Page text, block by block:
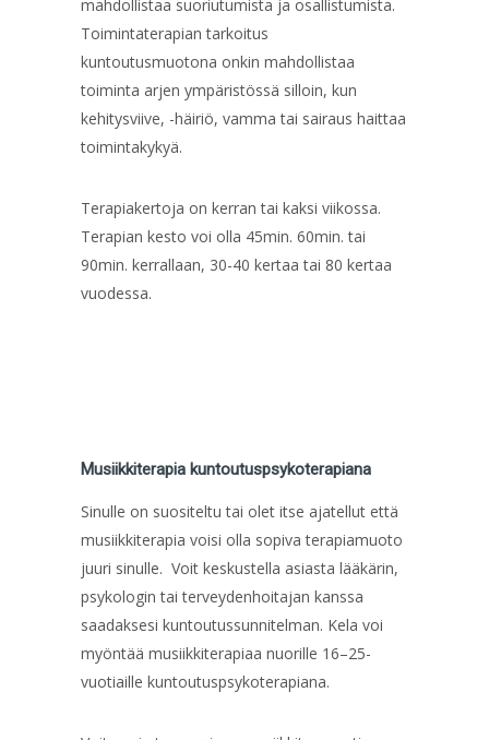
mahdollistaa suoriutumista ja osallistumista.
Toimintaterapian tarkoitus
kuntoutusmuotona onkin mahdollistaa
toiminta arjen ympäristössä silloin, kun
kehitysviive, -häiriö, vamma tai sairaus haittaa
toimintakykyä.
Terapiakertoja on kerran tai kaksi viikossa.
Terapian kesto voi olla 45min. 60min. tai
90min. kerrallaan, 30-40 kertaa tai 80 kertaa
vuodessa.
Musiikkiterapia kuntoutuspsykoterapiana
Sinulle on suositeltu tai olet itse ajatellut että
musiikkiterapia voisi olla sopiva terapiamuoto
juuri sinulle. Voit keskustella asiasta lääkärin,
psykologin tai terveydenhoitajan kanssa
saadaksesi kuntoutussunnitelman. Kela voi
myöntää musiikkiterapiaa nuorille 16–25-
vuotiaille kuntoutuspsykoterapiana.